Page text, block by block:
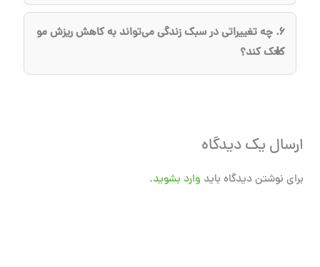
علت اصلی ریزش مو دارد.
شوند. فقط در صورت وجود الگوهای خاص مانند عقب
رفتن خط مو یا نواحی خالی روی پوست سر باید به طاسی
6. چه تغییراتی در سبک زندگی می‌تواند به کاهش ریزش مو
کمک کند؟
ارسال یک دیدگاه
برای نوشتن دیدگاه باید وارد بشوید.